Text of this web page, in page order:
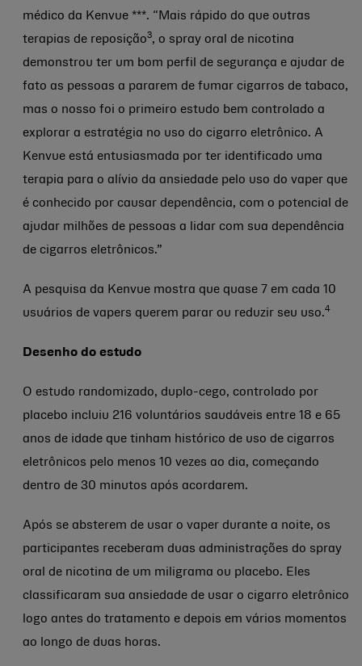
médico da Kenvue ***. “Mais rápido do que outras
terapias de reposição3, o spray oral de nicotina
demonstrou ter um bom perfil de segurança e ajudar de
fato as pessoas a pararem de fumar cigarros de tabaco,
mas o nosso foi o primeiro estudo bem controlado a
explorar a estratégia no uso do cigarro eletrônico. A
Kenvue está entusiasmada por ter identificado uma
terapia para o alívio da ansiedade pelo uso do vaper que
é conhecido por causar dependência, com o potencial de
ajudar milhões de pessoas a lidar com sua dependência
de cigarros eletrônicos.”
A pesquisa da Kenvue mostra que quase 7 em cada 10
usuários de vapers querem parar ou reduzir seu uso.4
Desenho do estudo
O estudo randomizado, duplo-cego, controlado por
placebo incluiu 216 voluntários saudáveis entre 18 e 65
anos de idade que tinham histórico de uso de cigarros
eletrônicos pelo menos 10 vezes ao dia, começando
dentro de 30 minutos após acordarem.
Após se absterem de usar o vaper durante a noite, os
participantes receberam duas administrações do spray
oral de nicotina de um miligrama ou placebo. Eles
classificaram sua ansiedade de usar o cigarro eletrônico
logo antes do tratamento e depois em vários momentos
ao longo de duas horas.